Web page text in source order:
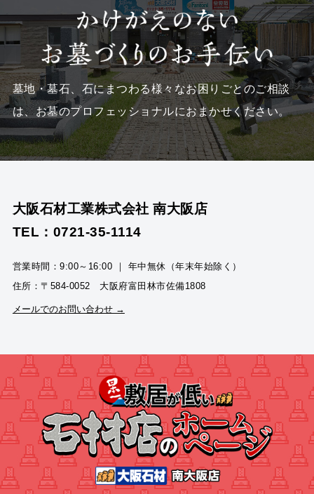
墓地・墓石、石にまつわる様々なお困りごとのご相談
は、お墓のプロフェッショナルにおまかせください。
大阪石材工業株式会社 南大阪店
TEL：0721-35-1114
営業時間：9:00～16:00 ｜ 年中無休（年末年始除く）
住所：〒584-0052 大阪府富田林市佐備1808
メールでのお問い合わせ →